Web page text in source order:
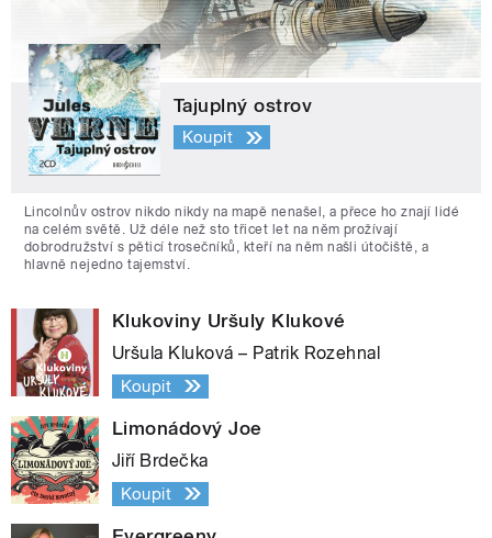
Tajuplný ostrov
Koupit
Lincolnův ostrov nikdo nikdy na mapě nenašel, a přece ho znají lidé
na celém světě. Už déle než sto třicet let na něm prožívají
dobrodružství s pěticí trosečníků, kteří na něm našli útočiště, a
hlavně nejedno tajemství.
Klukoviny Uršuly Klukové
Uršula Kluková – Patrik Rozehnal
Koupit
Limonádový Joe
Jiří Brdečka
Koupit